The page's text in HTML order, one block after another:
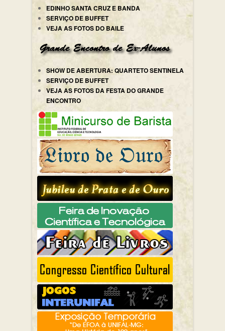
EDINHO SANTA CRUZ E BANDA
SERVIÇO DE BUFFET
VEJA AS FOTOS DO BAILE
SHOW DE ABERTURA: QUARTETO SENTINELA
SERVIÇO DE BUFFET
VEJA AS FOTOS DA FESTA DO GRANDE
ENCONTRO